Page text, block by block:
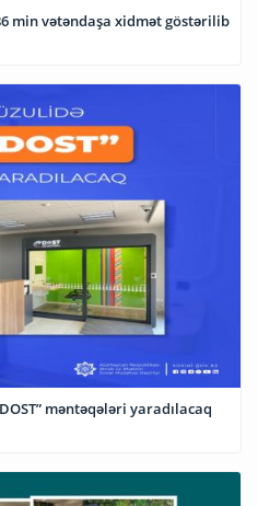
min vətəndaşa xidmət göstərilib
məntəqələri yaradılacaq